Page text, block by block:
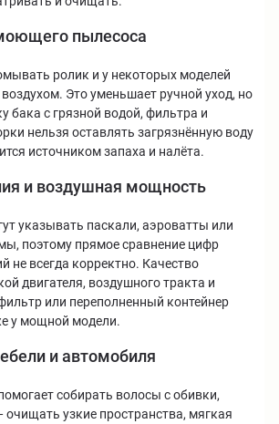
пылесоса
ролик и у некоторых моделей
Это уменьшает ручной уход, но
бака с грязной водой, фильтра и
нельзя оставлять загрязнённую воду
источником запаха и налёта.
и воздушная мощность
указывать паскали, аэроватты или
поэтому прямое сравнение цифр
не всегда корректно. Качество
двигателя, воздушного тракта и
или переполненный контейнер
у мощной модели.
и автомобиля
собирать волосы с обивки,
узкие пространства, мягкая